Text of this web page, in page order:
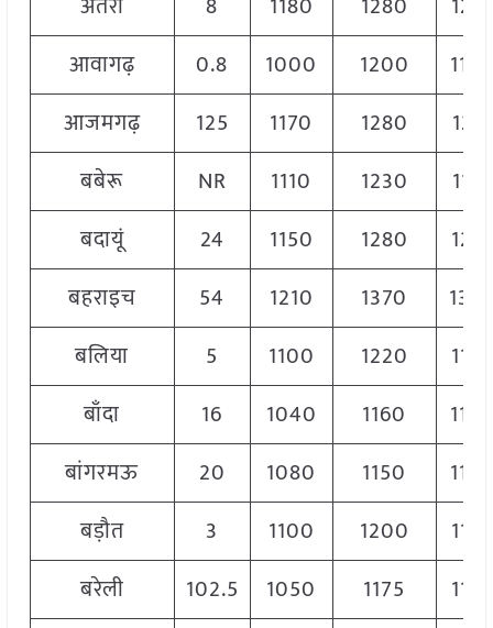
आवागढ़
0.8 1000 1200
आजमगढ़
125 1170 1280
बबेरू
NR 1110 1230
बदायूं
24 1150 1280
बहराइच
54 1210 1370
बलिया
5 1100 1220
बाँदा
16 1040 1160
बांगरमऊ
20 1080 1150
बड़ौत
3 1100 1200
बरेली
102.5 1050 1175